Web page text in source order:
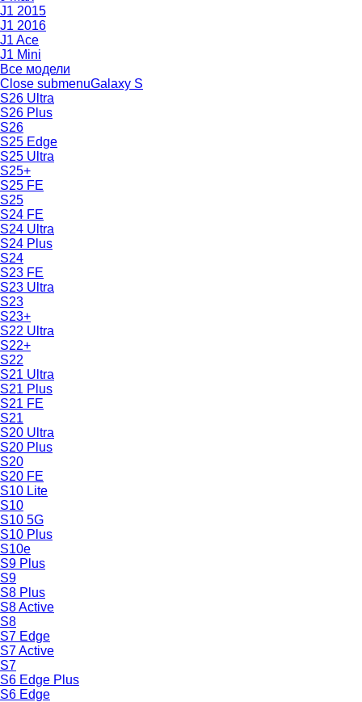
J1 2015
J1 2016
J1 Ace
J1 Mini
Все модели
Close submenuGalaxy S
S26 Ultra
S26 Plus
S26
S25 Edge
S25 Ultra
S25+
S25 FE
S25
S24 FE
S24 Ultra
S24 Plus
S24
S23 FE
S23 Ultra
S23
S23+
S22 Ultra
S22+
S22
S21 Ultra
S21 Plus
S21 FE
S21
S20 Ultra
S20 Plus
S20
S20 FE
S10 Lite
S10
S10 5G
S10 Plus
S10e
S9 Plus
S9
S8 Plus
S8 Active
S8
S7 Edge
S7 Active
S7
S6 Edge Plus
S6 Edge